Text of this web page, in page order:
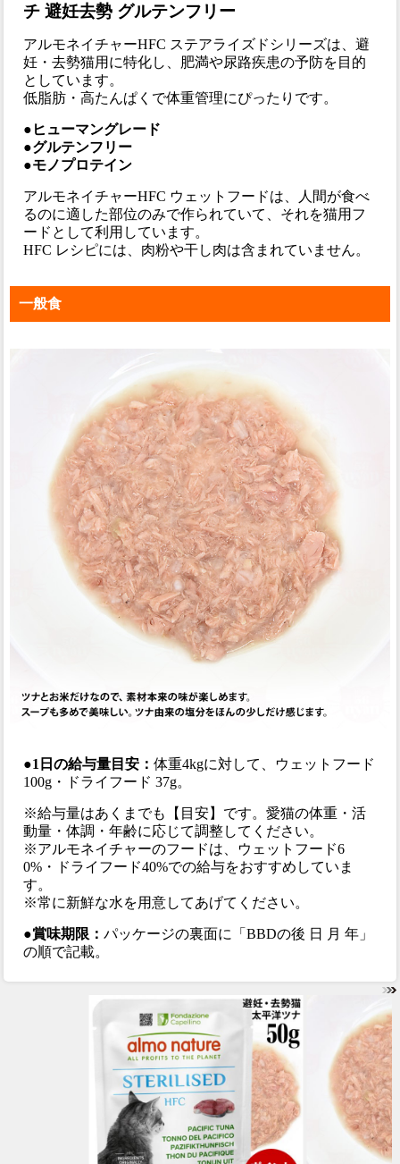
チ 避妊去勢 グルテンフリー
アルモネイチャーHFC ステアライズドシリーズは、避
妊・去勢猫用に特化し、肥満や尿路疾患の予防を目的
としています。
低脂肪・高たんぱくで体重管理にぴったりです。
●ヒューマングレード
●グルテンフリー
●モノプロテイン
アルモネイチャーHFC ウェットフードは、人間が食べ
るのに適した部位のみで作られていて、それを猫用フ
ードとして利用しています。
HFC レシピには、肉粉や干し肉は含まれていません。
一般食
●1日の給与量目安：体重4kgに対して、ウェットフード
100g・ドライフード 37g。
※給与量はあくまでも【目安】です。愛猫の体重・活
動量・体調・年齢に応じて調整してください。
※アルモネイチャーのフードは、ウェットフード6
0%・ドライフード40%での給与をおすすめしていま
す。
※常に新鮮な水を用意してあげてください。
●賞味期限：パッケージの裏面に「BBDの後 日 月 年」
の順で記載。